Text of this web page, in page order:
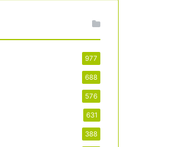
977
688
576
631
388